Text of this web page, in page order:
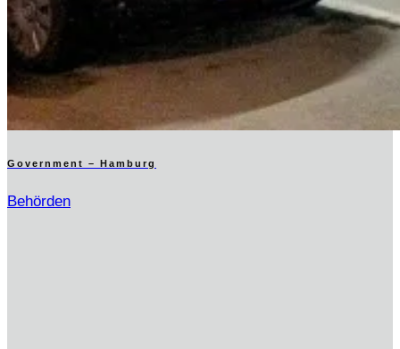
Government – Hamburg
Behörden